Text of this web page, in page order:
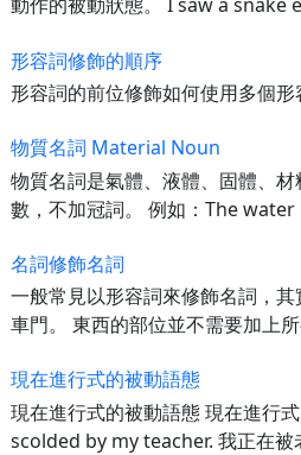
形容詞修飾的順序
形容詞的前位修飾如何使用多個
物質名詞 Material Noun
物質名詞是氣體、液體、固體、
數，不加冠詞。 例如：The
名詞修飾名詞
一般常見以形容詞來修飾名詞，
車門。 東西的部位並不需要加上
現在進行式的被動語態
現在進行式的被動語態 現在進行
scolded by my teacher. 我正在被